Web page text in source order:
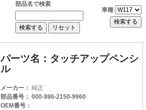
部品名で検索
車種
パーツ名：タッチアップペンシ
ル
メーカー： 純正
部品番号： 000-986-2150-9960
OEM番号：